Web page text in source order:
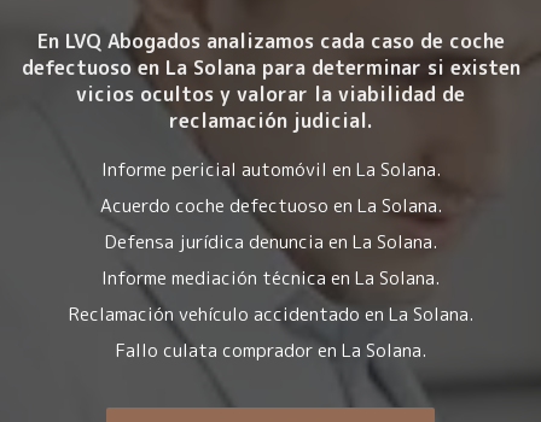
En LVQ Abogados analizamos cada caso de coche
defectuoso en La Solana para determinar si existen
vicios ocultos y valorar la viabilidad de
reclamación judicial.
Informe pericial automóvil en La Solana.
Acuerdo coche defectuoso en La Solana.
Defensa jurídica denuncia en La Solana.
Informe mediación técnica en La Solana.
Reclamación vehículo accidentado en La Solana.
Fallo culata comprador en La Solana.